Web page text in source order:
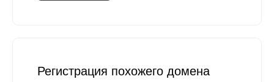
Регистрация похожего домена